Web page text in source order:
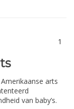
1
arts
van baby’s.